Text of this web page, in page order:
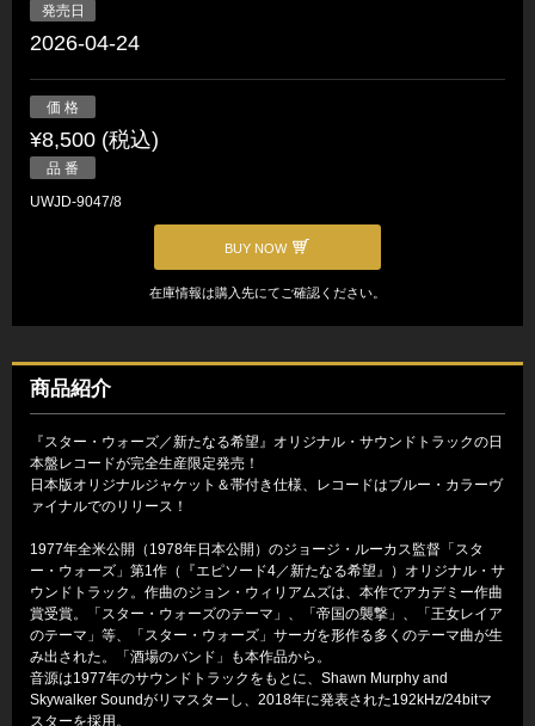
発売日
2026-04-24
価 格
¥8,500 (税込)
品 番
UWJD-9047/8
BUY NOW
在庫情報は購入先にてご確認ください。
商品紹介
『スター・ウォーズ／新たなる希望』オリジナル・サウンドトラックの日
本盤レコードが完全生産限定発売！
日本版オリジナルジャケット＆帯付き仕様、レコードはブルー・カラーヴ
ァイナルでのリリース！
1977年全米公開（1978年日本公開）のジョージ・ルーカス監督「スタ
ー・ウォーズ」第1作（『エピソード4／新たなる希望』）オリジナル・サ
ウンドトラック。作曲のジョン・ウィリアムズは、本作でアカデミー作曲
賞受賞。「スター・ウォーズのテーマ」、「帝国の襲撃」、「王女レイア
のテーマ」等、「スター・ウォーズ」サーガを形作る多くのテーマ曲が生
み出された。「酒場のバンド」も本作品から。
音源は1977年のサウンドトラックをもとに、Shawn Murphy and
Skywalker Soundがリマスターし、2018年に発表された192kHz/24bitマ
スターを採用。